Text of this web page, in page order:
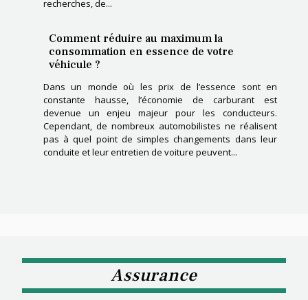
recherches, de...
Comment réduire au maximum la
consommation en essence de votre
véhicule ?
Dans un monde où les prix de l’essence sont en
constante hausse, l’économie de carburant est
devenue un enjeu majeur pour les conducteurs.
Cependant, de nombreux automobilistes ne réalisent
pas à quel point de simples changements dans leur
conduite et leur entretien de voiture peuvent...
Assurance